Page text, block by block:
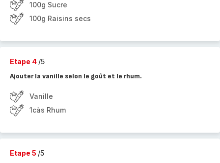
100g Sucre
100g Raisins secs
Etape 4 /5
Ajouter la vanille selon le goût et le rhum.
Vanille
1càs Rhum
Etape 5 /5